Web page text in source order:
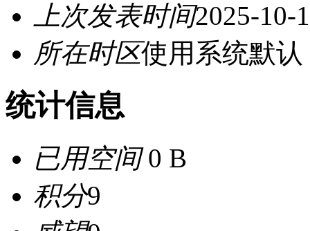
上次发表时间2025-10-
所在时区使用系统默认
统计信息
已用空间0 B
积分9